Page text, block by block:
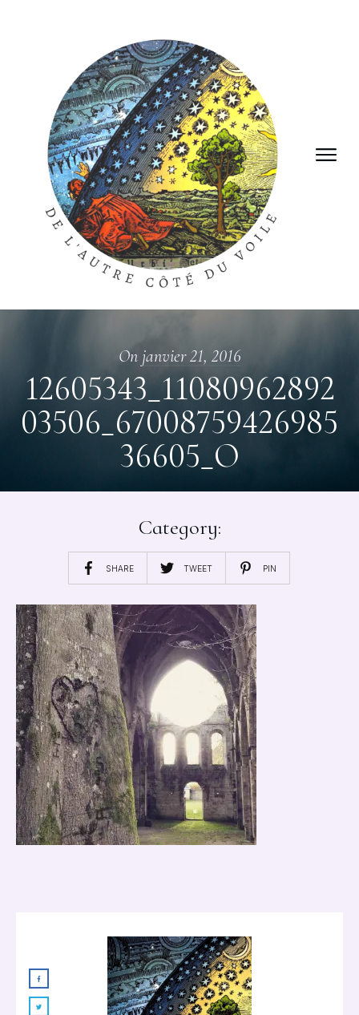
On janvier 21, 2016
12605343_11080962892
03506_67008759426985
36605_O
Category:
SHARE TWEET PIN